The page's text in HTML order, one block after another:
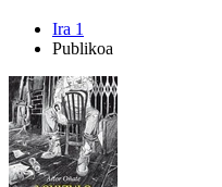
Ira 1
Publikoa